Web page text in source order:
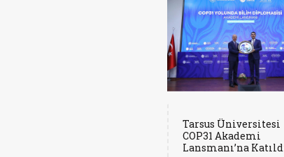
Tarsus Üniversitesi
COP31 Akademi
Lansmanı’na